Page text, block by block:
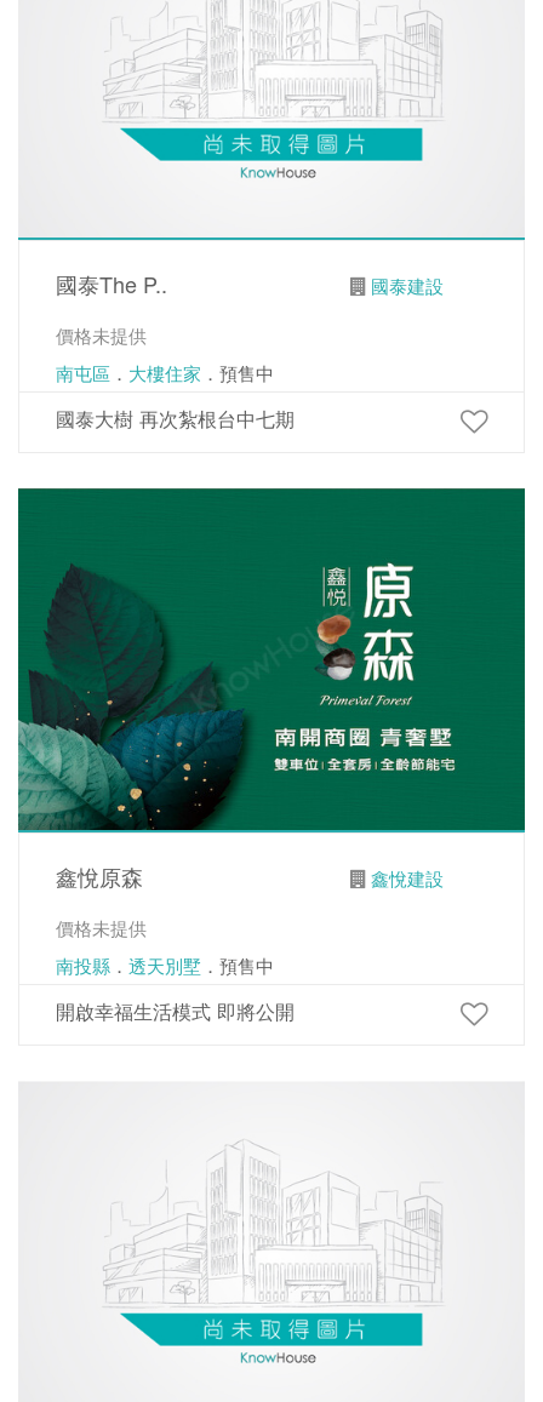
國泰The P..
國泰建設
價格未提供
南屯區 ． 大樓住家 ．預售中
國泰大樹 再次紮根台中七期
鑫悅原森
鑫悅建設
價格未提供
南投縣 ． 透天別墅 ．預售中
開啟幸福生活模式 即將公開